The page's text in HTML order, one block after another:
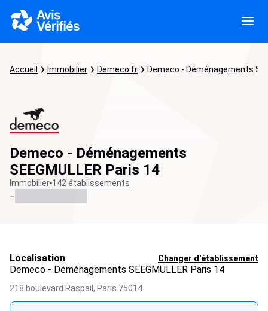
Accueil Immobilier Demeco.fr Demeco - Déménagements
Demeco - Déménagements
SEEGMULLER Paris 14
Immobilier 142 établissements
-
Localisation Changer d'établissement
Demeco - Déménagements SEEGMULLER Paris 14
218 boulevard Raspail, Paris 75014